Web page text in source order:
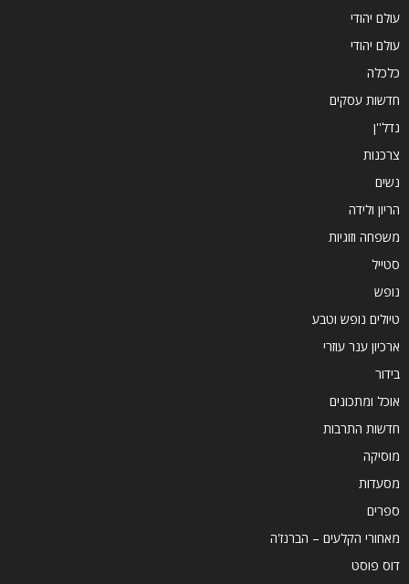
עולם יהודי
עולם יהודי
כלכלה
חדשות עסקים
נדל''ן
צרכנות
נשים
הריון ולידה
משפחה וזוגיות
סטייל
נופש
טיולים נופש וטבע
ארכיון ענר עוזרי
בידור
אוכל ומתכונים
חדשות התרבות
מוסיקה
מסעדות
ספרים
מאחורי הקלעים – הברנז'ה
דוס פוסט